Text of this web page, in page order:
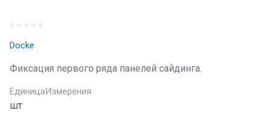
Docke
Фиксация первого ряда панелей сайдинга.
ЕдиницаИзмерения
шт